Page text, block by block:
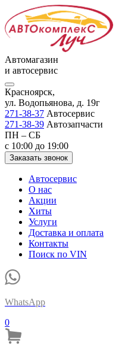
Автомагазин
и автосервис
Красноярск,
ул. Водопьянова, д. 19г
271-38-37 Автосервис
271-38-39 Автозапчасти
ПН – СБ
с 10:00 до 19:00
Заказать звонок
Автосервис
О нас
Акции
Хиты
Услуги
Доставка и оплата
Контакты
Поиск по VIN
WhatsApp
0